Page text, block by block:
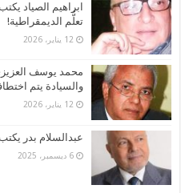
ابراهيم الصياد
تعلُّم الديمقراطية!
12 يناير، 2026
محمد يوسف
والسيادة يتم
12 يناير، 2026
عبدالسلام بدر
6 ديسمبر، 2025